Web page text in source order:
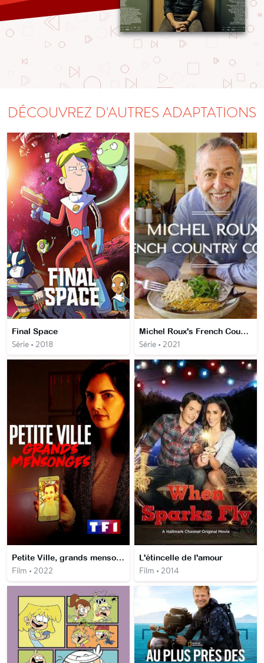
DÉCOUVREZ D'AUTRES ADAPTATIONS
Final Space
Série • 2018
Michel Roux's French Country Cooking
Série • 2021
Petite Ville, grands mensonges
Film • 2022
L'étincelle de l'amour
Film • 2014